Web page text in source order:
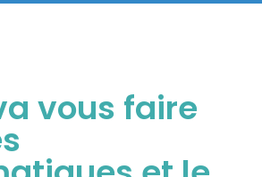
vous faire